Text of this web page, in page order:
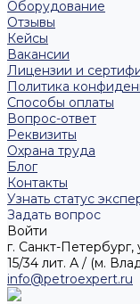
Оборудование
Отзывы
Кейсы
Вакансии
Лицензии и
Политика
Способы оплаты
Вопрос-ответ
Реквизиты
Охрана труда
Блог
Контакты
Узнать статус
Задать вопрос
Войти
г. Санкт-
15/34 лит. А / (м.
info@petroexpert.ru